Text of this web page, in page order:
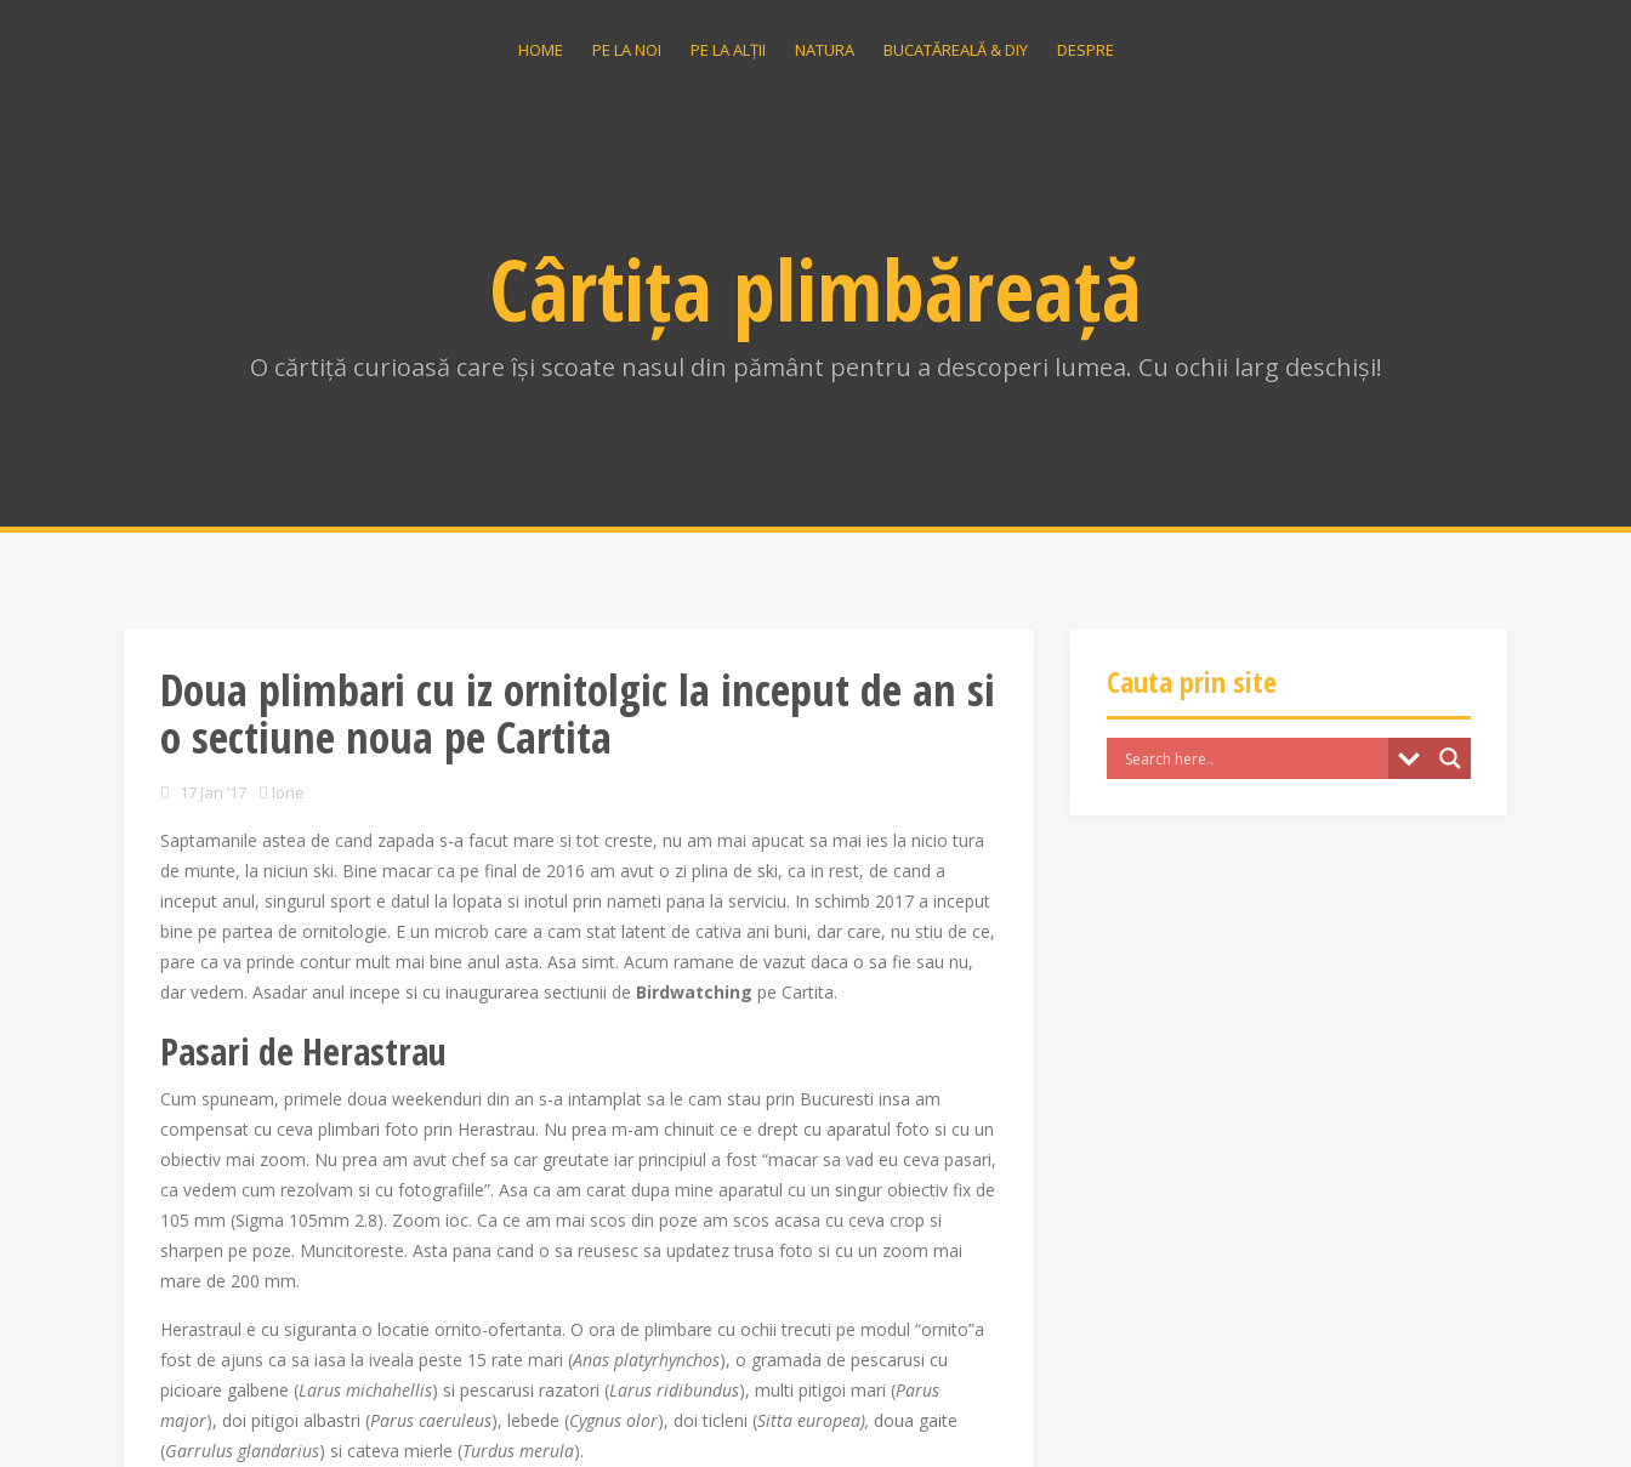
HOME PE LA NOI PE LA ALȚII NATURA BUCATĂREALĂ & DIY DESPRE
Cârtița plimbăreață
O cărtiță curioasă care își scoate nasul din pământ pentru a descoperi lumea. Cu ochii larg deschiși!
Doua plimbari cu iz ornitolgic la inceput de an si
o sectiune noua pe Cartita
17 Jan ’17 Ione
Saptamanile astea de cand zapada s-a facut mare si tot creste, nu am mai apucat sa mai ies la nicio tura
de munte, la niciun ski. Bine macar ca pe final de 2016 am avut o zi plina de ski, ca in rest, de cand a
inceput anul, singurul sport e datul la lopata si inotul prin nameti pana la serviciu. In schimb 2017 a inceput
bine pe partea de ornitologie. E un microb care a cam stat latent de cativa ani buni, dar care, nu stiu de ce,
pare ca va prinde contur mult mai bine anul asta. Asa simt. Acum ramane de vazut daca o sa fie sau nu,
dar vedem. Asadar anul incepe si cu inaugurarea sectiunii de Birdwatching pe Cartita.
Pasari de Herastrau
Cum spuneam, primele doua weekenduri din an s-a intamplat sa le cam stau prin Bucuresti insa am
compensat cu ceva plimbari foto prin Herastrau. Nu prea m-am chinuit ce e drept cu aparatul foto si cu un
obiectiv mai zoom. Nu prea am avut chef sa car greutate iar principiul a fost “macar sa vad eu ceva pasari,
ca vedem cum rezolvam si cu fotografiile”. Asa ca am carat dupa mine aparatul cu un singur obiectiv fix de
105 mm (Sigma 105mm 2.8). Zoom ioc. Ca ce am mai scos din poze am scos acasa cu ceva crop si
sharpen pe poze. Muncitoreste. Asta pana cand o sa reusesc sa updatez trusa foto si cu un zoom mai
mare de 200 mm.
Herastraul e cu siguranta o locatie ornito-ofertanta. O ora de plimbare cu ochii trecuti pe modul “ornito”a
fost de ajuns ca sa iasa la iveala peste 15 rate mari (Anas platyrhynchos), o gramada de pescarusi cu
picioare galbene (Larus michahellis) si pescarusi razatori (Larus ridibundus), multi pitigoi mari (Parus
major), doi pitigoi albastri (Parus caeruleus), lebede (Cygnus olor), doi ticleni (Sitta europea), doua gaite
(Garrulus glandarius) si cateva mierle (Turdus merula).
Cauta prin site